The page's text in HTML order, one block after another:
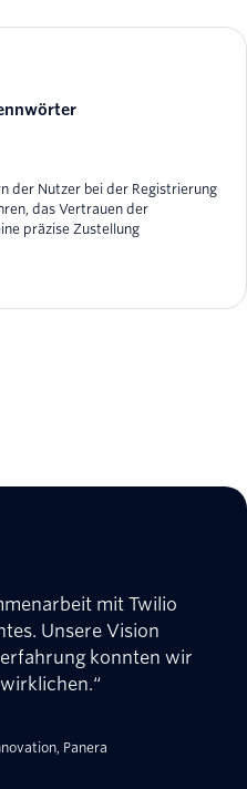
der Nutzer bei der Registrierung
das Vertrauen der
präzise Zustellung
mit Twilio
Unsere Vision
konnten wir
Panera